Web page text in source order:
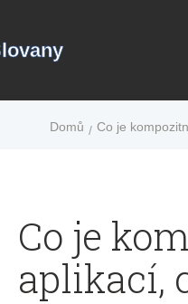
Domů Co je
Co je
aplikací,